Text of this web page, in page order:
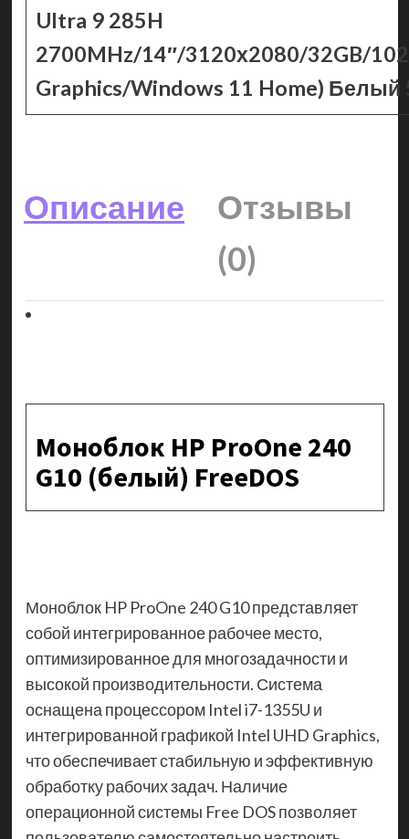
Ultra 9 285H
2700MHz/14″/3120х2080/32GB/
Graphics/Windows 11 Home) Белый
Описание
Отзывы
(0)
Моноблок HP ProOne 240
G10 (белый) FreeDOS
Моноблок HP ProOne 240 G10 представляет
собой интегрированное рабочее место,
оптимизированное для многозадачности и
высокой производительности. Система
оснащена процессором Intel i7-1355U и
интегрированной графикой Intel UHD Graphics,
что обеспечивает стабильную и эффективную
обработку рабочих задач. Наличие
операционной системы Free DOS позволяет